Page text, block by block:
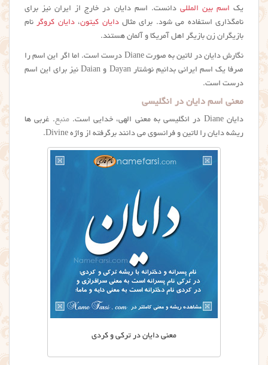
یک اسم بین المللی دانست. اسم دایان در خارج از ایران نیز برای
نامگذاری استفاده می شود. برای مثالدایان کیتون،دایان کروگر نام
بازیگران زن بازیگر اهل آمریکا و آلمان هستند.
نگارش دایان در لاتین به صورت Diane درست است. اما اگر این اسم را
صرفا یک اسم ایرانی بدانیم نوشتار Dayan و Daian نیز برای این اسم
درست است.
معنی اسم دایان در انگلیسی
دایان Diane در انگلیسی به معنی الهی، خدایی است. منبع. غربی ها
ریشه دایان را لاتین و فرانسوی می دانند برگرفته از واژه Divine.
معني دایان در ترکی و کردی